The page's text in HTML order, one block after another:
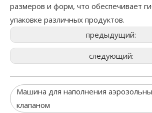
размеров и форм, что обеспечивает
упаковке различных продуктов.
предыдущий:
следующий:
Машина для наполнения
клапаном